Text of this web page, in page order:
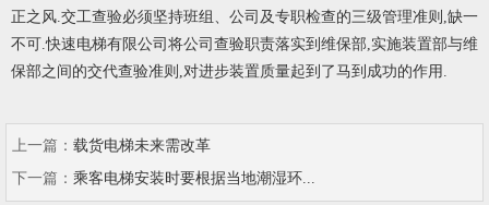
正之风.交工查验必须坚持班组、公司及专职检查的三级管理准则,缺一
不可.快速电梯有限公司将公司查验职责落实到维保部,实施装置部与维
保部之间的交代查验准则,对进步装置质量起到了马到成功的作用.
上一篇： 载货电梯未来需改革
下一篇： 乘客电梯安装时要根据当地潮湿环...